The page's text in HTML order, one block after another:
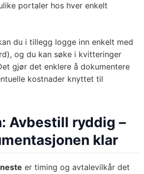
portaler hos hver enkelt
du i tillegg logge inn enkelt med
og du kan søke i kvitteringer
gjør det enklere å dokumentere
kostnader knyttet til
Avbestill ryddig –
klar
er timing og avtalevilkår det